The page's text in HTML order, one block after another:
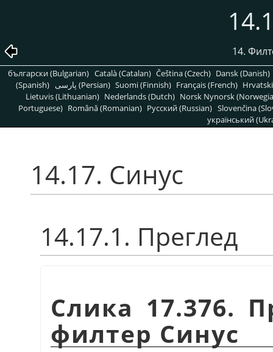
14.
български (Bulgarian) Català (Catalan) Čeština (Czech) Dansk (Danish)
(Spanish)
پارسی (Persian) Suomi (Finnish) Français (French)
Lietuvis (Lithuanian) Nederlands (Dutch) Norsk Nynorsk
Portuguese) Română (Romanian) Pусский (Russian) Slovenčina
український
14.17. Синус
14.17.1. Преглед
Слика 17.376.
филтер Синус